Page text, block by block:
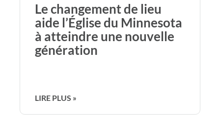
Le changement de lieu
aide l’Église du Minnesota
à atteindre une nouvelle
génération
LIRE PLUS »